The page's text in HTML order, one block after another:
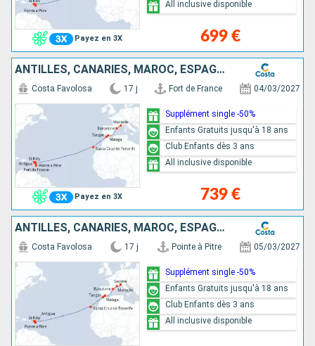
Payez en 3X 699 €
All inclusive disponible
ANTILLES, CANARIES, MAROC, ESPAGNE, FRANCE
Payez en 3X
Costa Favolosa 17 j Fort de France 04/03/2027
739 €
Supplément single -50%
Enfants Gratuits jusqu'à 18 ans
Club Enfants dès 3 ans
All inclusive disponible
ANTILLES, CANARIES, MAROC, ESPAGNE, FRANCE, ITALIE
Costa Favolosa 17 j Pointe à Pitre 05/03/2027
Supplément single -50%
Enfants Gratuits jusqu'à 18 ans
Club Enfants dès 3 ans
All inclusive disponible